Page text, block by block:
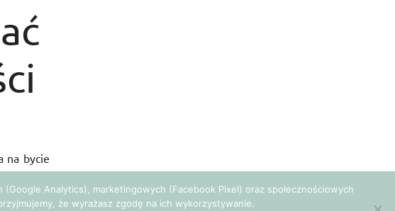
na bycie
Analytics), marketingowych (Facebook Pixel) oraz społecznościowych
że wyrażasz zgodę na ich wykorzystywanie.